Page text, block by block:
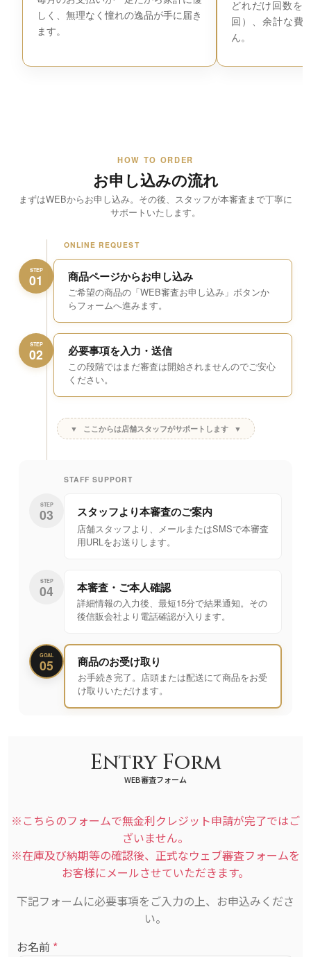
しく、無理なく憧れの逸品が手に届き
ます。
どれだけ回数を
回）、余計な費
ん。
HOW TO ORDER
お申し込みの流れ
まずはWEBからお申し込み。その後、スタッフが本審査まで丁寧に
サポートいたします。
ONLINE REQUEST
STEP
01 商品ページからお申し込み
ご希望の商品の「WEB審査お申し込み」ボタンか
らフォームへ進みます。
STEP
02 必要事項を入力・送信
この段階ではまだ審査は開始されませんのでご安心
ください。
▼ ここからは店舗スタッフがサポートします ▼
STAFF SUPPORT
STEP
03 スタッフより本審査のご案内
店舗スタッフより、メールまたはSMSで本審査
用URLをお送りします。
STEP
04 本審査・ご本人確認
詳細情報の入力後、最短15分で結果通知。その
後信販会社より電話確認が入ります。
GOAL
05 商品のお受け取り
お手続き完了。店頭または配送にて商品をお受
け取りいただけます。
Entry Form
WEB審査フォーム
※こちらのフォームで無金利クレジット申請が完了ではご
ざいません。
※在庫及び納期等の確認後、正式なウェブ審査フォームを
お客様にメールさせていただきます。
下記フォームに必要事項をご入力の上、お申込みくださ
い。
お名前 *